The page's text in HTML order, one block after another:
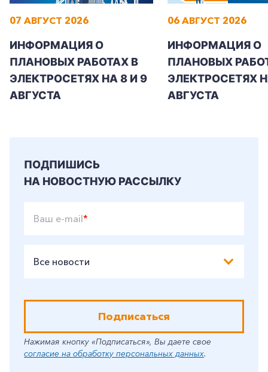
+7-800-700-24-57
Частным клиентам
Корпоративным клиентам
07 АВГУСТ 2026
ИНФОРМАЦИЯ О
ПЛАНОВЫХ РАБОТАХ В
ЭЛЕКТРОСЕТЯХ НА 8 И 9
АВГУСТА
06 АВГУСТ 2026
ИНФОРМАЦИЯ О
ПЛАНОВЫХ
ЭЛЕКТРОСЕТЯХ
АВГУСТА
ПОДПИШИСЬ
НА НОВОСТНУЮ РАССЫЛКУ
Ваш e-mail*
Все новости
Подписаться
Нажимая кнопку «Подписаться», Вы даете свое
согласие на обработку персональных данных.